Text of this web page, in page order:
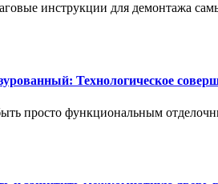
инструкции для демонтажа
Технологическое
просто функциональным